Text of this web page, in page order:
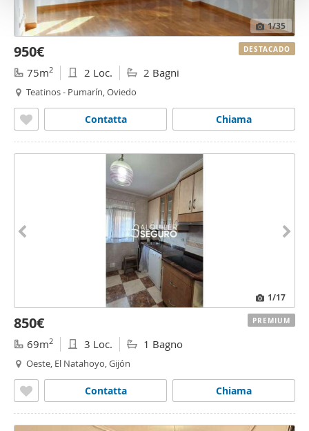
1/35
950€
75m2 2 Loc. 2 Bagni
Teatinos - Pumarín, Oviedo
Chiama
Contatta
DESTACADO
1/17
850€
69m2 3 Loc. 1 Bagno
Oeste, El Natahoyo, Gijón
Chiama
Contatta
PREMIUM